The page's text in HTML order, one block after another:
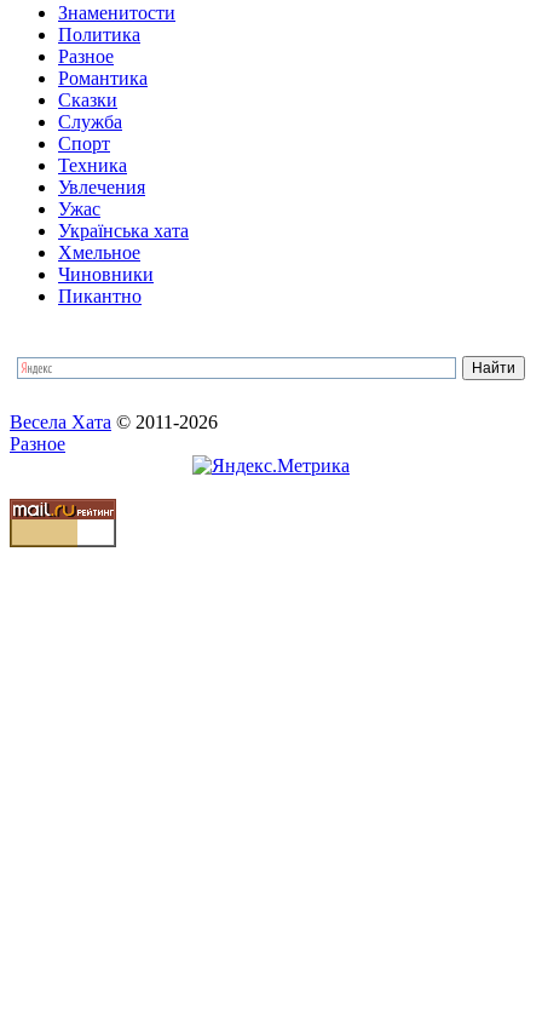
Знаменитости
Политика
Разное
Романтика
Сказки
Служба
Спорт
Техника
Увлечения
Ужас
Українська хата
Хмельное
Чиновники
Пикантно
Весела Хата © 2011-2026
Разное